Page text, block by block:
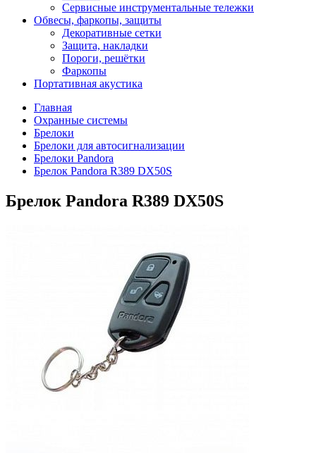
Сервисные инструментальные тележки
Обвесы, фаркопы, защиты
Декоративные сетки
Защита, накладки
Пороги, решётки
Фаркопы
Портативная акустика
Главная
Охранные системы
Брелоки
Брелоки для автосигнализации
Брелоки Pandora
Брелок Pandora R389 DX50S
Брелок Pandora R389 DX50S